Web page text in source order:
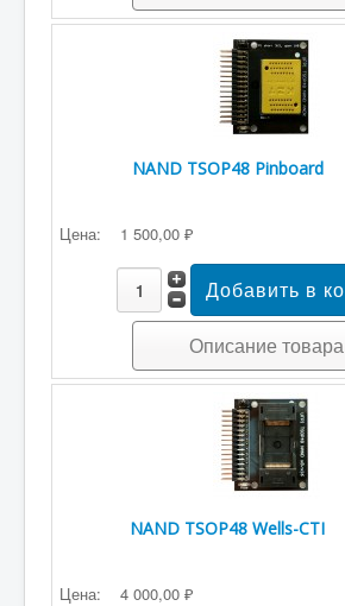
NAND TSOP48 Pinboard
Цена: 1 500,00 ₽
Описание товара
NAND TSOP48 Wells-CTI
Цена: 4 000,00 ₽